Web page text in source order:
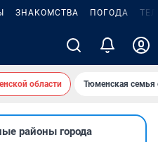
ЗНАКОМСТВА ПОГОДА
области Тюменская семья
районы города